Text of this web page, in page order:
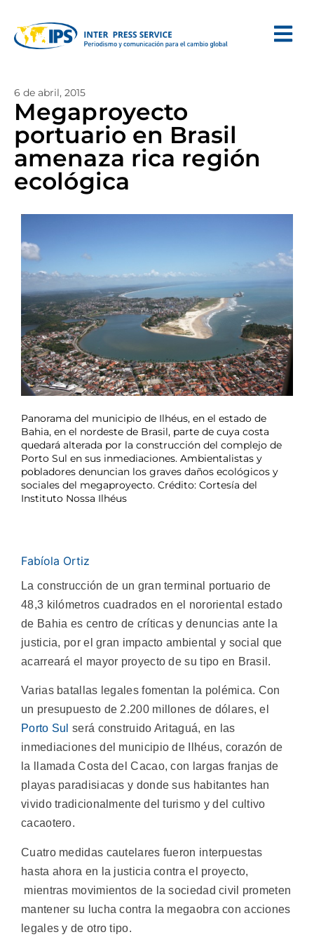
6 de abril, 2015
Megaproyecto
portuario en Brasil
amenaza rica región
ecológica
Panorama del municipio de Ilhéus, en el estado de
Bahia, en el nordeste de Brasil, parte de cuya costa
quedará alterada por la construcción del complejo de
Porto Sul en sus inmediaciones. Ambientalistas y
pobladores denuncian los graves daños ecológicos y
sociales del megaproyecto. Crédito: Cortesía del
Instituto Nossa Ilhéus
Fabíola Ortiz
La construcción de un gran terminal portuario de
48,3 kilómetros cuadrados en el nororiental estado
de Bahia es centro de críticas y denuncias ante la
justicia, por el gran impacto ambiental y social que
acarreará el mayor proyecto de su tipo en Brasil.
Varias batallas legales fomentan la polémica. Con
un presupuesto de 2.200 millones de dólares, el
Porto Sul será construido Aritaguá, en las
inmediaciones del municipio de Ilhéus, corazón de
la llamada Costa del Cacao, con largas franjas de
playas paradisiacas y donde sus habitantes han
vivido tradicionalmente del turismo y del cultivo
cacaotero.
Cuatro medidas cautelares fueron interpuestas
hasta ahora en la justicia contra el proyecto,
mientras movimientos de la sociedad civil prometen
mantener su lucha contra la megaobra con acciones
legales y de otro tipo.